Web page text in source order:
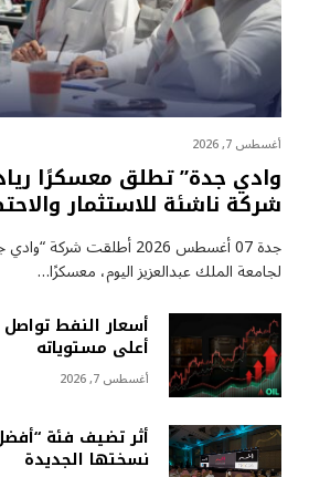
أغسطس 7, 2026
شركة ناشئة للاستثمار
جدة 07 أغسطس 2026 أطلقت
لجامعة الملك عبدالعزيز اليوم، معسكرًا…
أسعار النفط
أعلى مستوياته
أغسطس 7, 2026
أثر تضيف فئة
نسختها الجديدة